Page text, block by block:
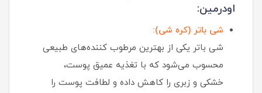
اودرمین:
شی باتر (کره شی):
شی باتر یکی از بهترین مرطوب‌ کننده‌های طبیعی
محسوب می‌شود که با تغذیه عمیق پوست،
خشکی و زبری را کاهش داده و لطافت پوست را